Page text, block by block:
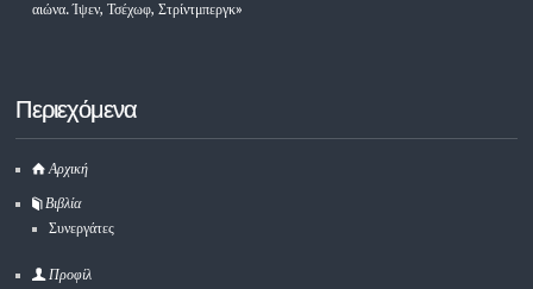
αιώνα. Ίψεν, Τσέχωφ, Στρίντμπεργκ»
Περιεχόμενα
Αρχική
Βιβλία
Συνεργάτες
Προφίλ